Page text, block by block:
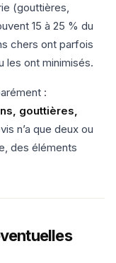
(gouttières,
15 à 25 % du
chers ont parfois
ont minimisés.
:
gouttières,
n’a que deux ou
des éléments